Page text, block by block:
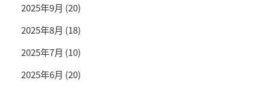
2025年9月 (20)
2025年8月 (18)
2025年7月 (10)
2025年6月 (20)